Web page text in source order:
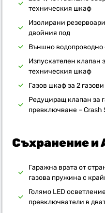
техническия шкаф
Изолирани
двойния под
Външно водопроводно
Изпускателен клапан
техническия шкаф
Газов шкаф за 2
Редуциращ клапан за
превключване – Crash
Съхранение и
Гаражна врата от
газова пружина с
Голямо LED
превключватели в